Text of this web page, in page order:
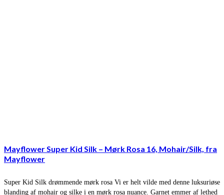
Mayflower Super Kid Silk – Mørk Rosa 16, Mohair/Silk, fra
Mayflower
Super Kid Silk drømmende mørk rosa Vi er helt vilde med denne luksuriøse
blanding af mohair og silke i en mørk rosa nuance. Garnet emmer af lethed